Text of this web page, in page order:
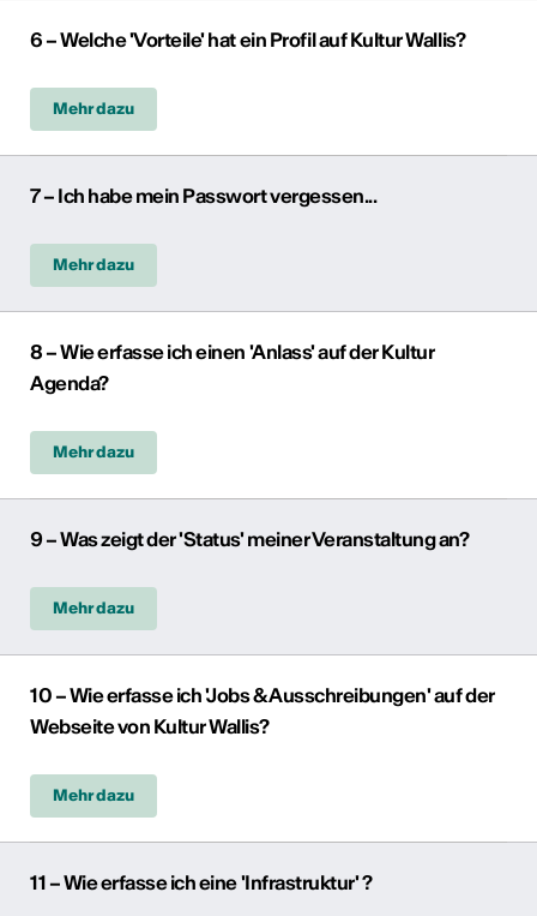
6 – Welche 'Vorteile' hat ein Profil auf Kultur Wallis?
Mehr dazu
7 – Ich habe mein Passwort vergessen...
Mehr dazu
8 – Wie erfasse ich einen 'Anlass' auf der Kultur
Agenda?
Mehr dazu
9 – Was zeigt der 'Status' meiner Veranstaltung an?
Mehr dazu
10 – Wie erfasse ich 'Jobs & Ausschreibungen' auf der
Webseite von Kultur Wallis?
Mehr dazu
11 – Wie erfasse ich eine 'Infrastruktur' ?